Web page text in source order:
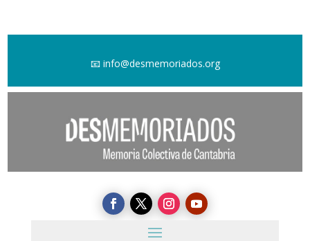
📧 info@desmemoriados.org